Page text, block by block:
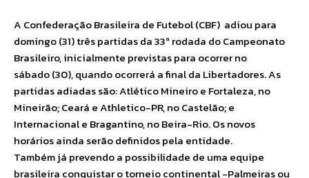
A Confederação Brasileira de Futebol (CBF) adiou para
domingo (31) três partidas da 33ª rodada do Campeonato
Brasileiro, inicialmente previstas para ocorrer no
sábado (30), quando ocorrerá a final da Libertadores. As
partidas adiadas são: Atlético Mineiro e Fortaleza, no
Mineirão; Ceará e Athletico-PR, no Castelão; e
Internacional e Bragantino, no Beira-Rio. Os novos
horários ainda serão definidos pela entidade.
Também já prevendo a possibilidade de uma equipe
brasileira conquistar o torneio continental -Palmeiras ou